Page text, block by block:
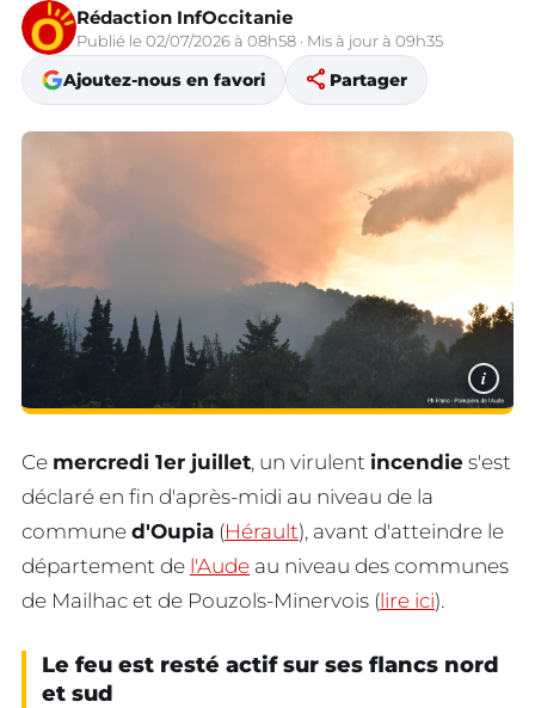
Rédaction InfOccitanie
Publié le 02/07/2026 à 08h58 · Mis à jour à 09h35
Ajoutez-nous en favori share Partager
i
Ce mercredi 1er juillet, un virulent incendie s'est
déclaré en fin d'après-midi au niveau de la
commune d'Oupia (Hérault), avant d'atteindre le
département de l'Aude au niveau des communes
de Mailhac et de Pouzols-Minervois (lire ici).
Le feu est resté actif sur ses flancs nord
et sud